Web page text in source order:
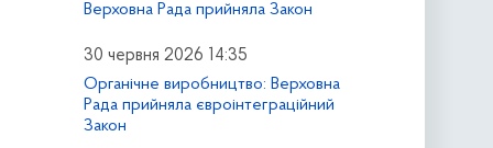
Верховна Рада прийняла Закон
30 червня 2026 14:35
Органічне виробництво: Верховна
Рада прийняла євроінтеграційний
Закон